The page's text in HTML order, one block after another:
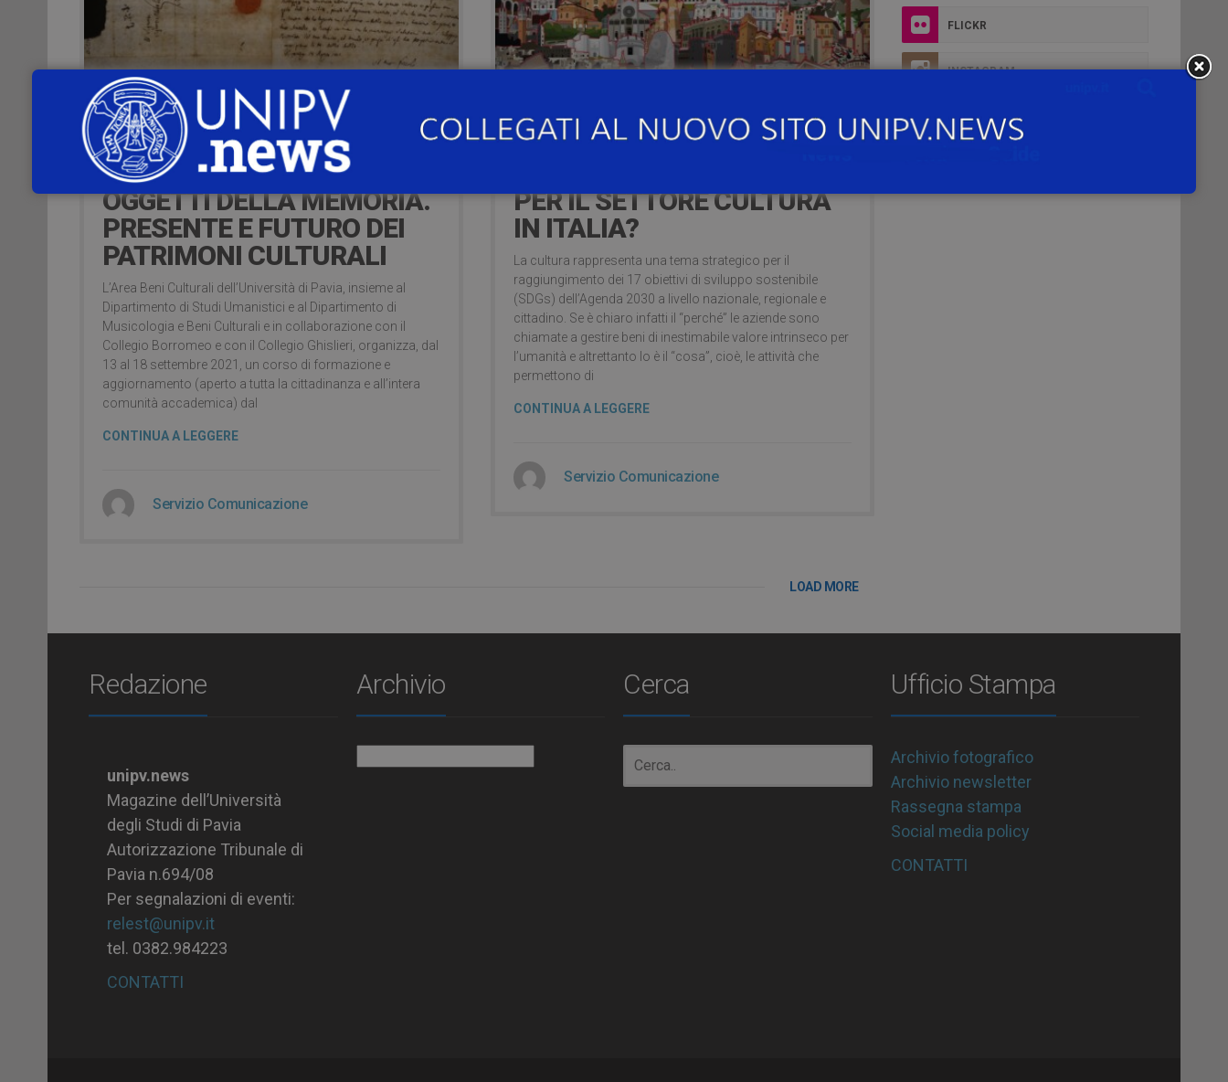
20 Settembre 2021
DAL 13 AL 18 SETTEMBRE –
LUOGHI DELLA CULTURA,
OGGETTI DELLA MEMORIA.
PRESENTE E FUTURO DEI
PATRIMONI CULTURALI
L’Area Beni Culturali dell’Università di Pavia, insieme al
Dipartimento di Studi Umanistici e al Dipartimento di
Musicologia e Beni Culturali e in collaborazione con il
Collegio Borromeo e con il Collegio Ghislieri, organizza, dal
13 al 18 settembre 2021, un corso di formazione e
aggiornamento (aperto a tutta la cittadinanza e all’intera
comunità accademica) dal
CONTINUA A LEGGERE
Servizio Comunicazione
27 MAGGIO – UNESCO E
PER IL SETTORE CULTURA
IN ITALIA?
La cultura rappresenta una tema strategico per il
raggiungimento dei 17 obiettivi di sviluppo sostenibile
(SDGs) dell’Agenda 2030 a livello nazionale, regionale e
cittadino. Se è chiaro infatti il “perché” le aziende sono
chiamate a gestire beni di inestimabile valore intrinseco per
l’umanità e altrettanto lo è il “cosa”, cioè, le attività che
permettono di
CONTINUA A LEGGERE
Servizio Comunicazione
LOAD MORE
FLICKR
INSTAGRAM
Redazione
unipv.news
Magazine dell’Università
degli Studi di Pavia
Autorizzazione Tribunale di
Pavia n.694/08
Per segnalazioni di eventi:
relest@unipv.it
tel. 0382.984223
CONTATTI
Archivio Cerca Ufficio Stampa
Archivio fotografico
Archivio newsletter
Rassegna stampa
Social media policy
CONTATTI